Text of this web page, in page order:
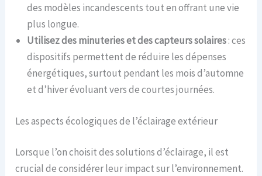
des modèles incandescents tout en offrant une vie
plus longue.
Utilisez des minuteries et des capteurs solaires: ces
dispositifs permettent de réduire les dépenses
énergétiques, surtout pendant les mois d’automne
et d’hiver évoluant vers de courtes journées.
Les aspects écologiques de l’éclairage extérieur
Lorsque l’on choisit des solutions d’éclairage, il est
crucial de considérer leur impact sur l’environnement.